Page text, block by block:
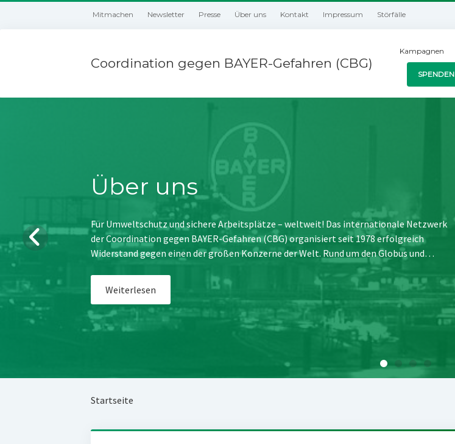
Mitmachen Newsletter Presse Über uns Kontakt Impressum Störfälle
Coordination gegen BAYER-Gefahren (CBG)
Kampagnen
SPENDEN
Über uns
Für Umweltschutz und sichere Arbeitsplätze – weltweit! Das internationale Netzwerk
der Coordination gegen BAYER-Gefahren (CBG) organisiert seit 1978 erfolgreich
Widerstand gegen einen der großen Konzerne der Welt. Rund um den Globus und…
Weiterlesen
Startseite